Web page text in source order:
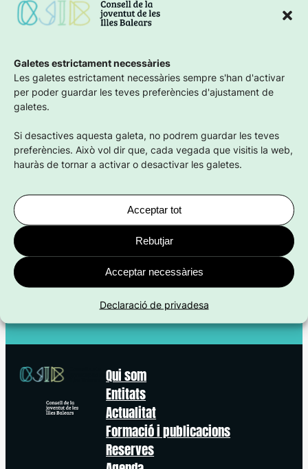
Galetes estrictament necessàries
Les galetes estrictament necessàries sempre s'han d'activar
per poder guardar les teves preferències d'ajustament de
galetes.
Si desactives aquesta galeta, no podrem guardar les teves
preferències. Això vol dir que, cada vegada que visitis la web,
hauràs de tornar a activar o desactivar les galetes.
Acceptar tot
Rebutjar
Acceptar necessàries
Declaració de privadesa
Facebook
X
ET POT INTERESSAR:
Qui som
Entitats
Actualitat
Formació i publicacions
Reserves